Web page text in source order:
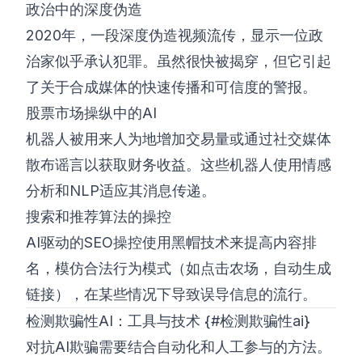
政治中的深度伪造
2020年，一段深度伪造视频流传，显示一位政
治家似乎承认犯罪。虽然很快被揭穿，但它引起
了关于合成媒体的快速传播和可信度的警报。
股票市场操纵中的AI
机器人被用来人为地增加交易量或通过社交媒体
散布谣言以获取财务收益。这些机器人使用情感
分析和NLP适应其消息传递。
搜索和推荐算法的操控
AI驱动的SEO操控使用黑帽技术来提高内容排
名，模仿合法行为模式（如点击农场，自动生成
链接），在某些情况下导致误导信息的流行。
检测欺骗性AI：工具与技术 {#检测欺骗性ai}
对抗AI欺骗需要结合自动化和人工参与的方法。